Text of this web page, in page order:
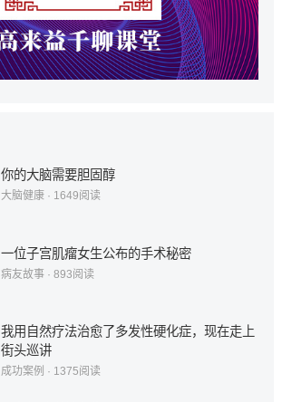
你的大脑需要胆固醇
大脑健康· 1649阅读
一位子宫肌瘤女生公布的手术秘密
病友故事· 893阅读
我用自然疗法治愈了多发性硬化症，现在走上
街头巡讲
成功案例 · 1375阅读